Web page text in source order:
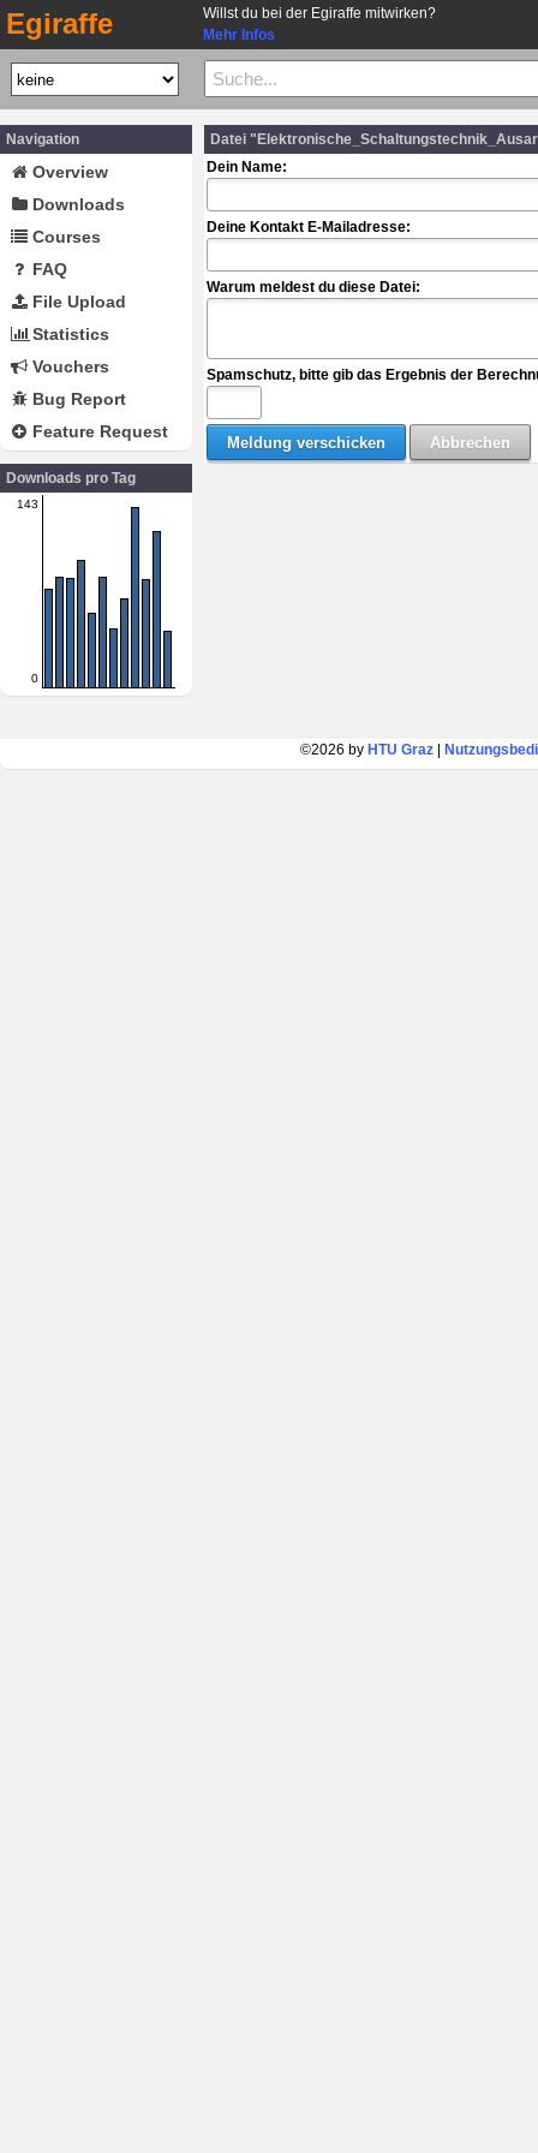
Egiraffe
Willst du bei der Egiraffe mitwirken?
Mehr Infos
Navigation
Overview
Downloads
Courses
FAQ
File Upload
Statistics
Vouchers
Bug Report
Feature Request
Downloads pro Tag
143
0
Datei
Dein Name:
Deine Kontakt E-Mailadresse:
Warum meldest du diese Datei:
Spamschutz, bitte gib das Ergebnis der
©2026 by HTU Graz|